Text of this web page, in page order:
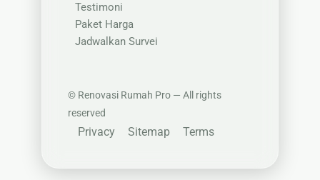
Testimoni
Paket Harga
Jadwalkan Survei
© Renovasi Rumah Pro — All rights
reserved
Privacy Sitemap Terms